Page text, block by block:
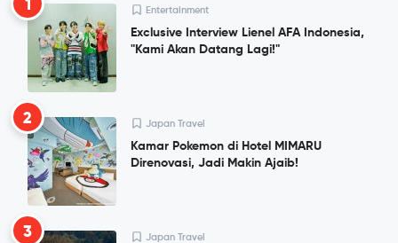
1 Entertainment
Exclusive Interview Lienel AFA Indonesia,
"Kami Akan Datang Lagi!"
2 Japan Travel
Kamar Pokemon di Hotel MIMARU
Direnovasi, Jadi Makin Ajaib!
3 Japan Travel